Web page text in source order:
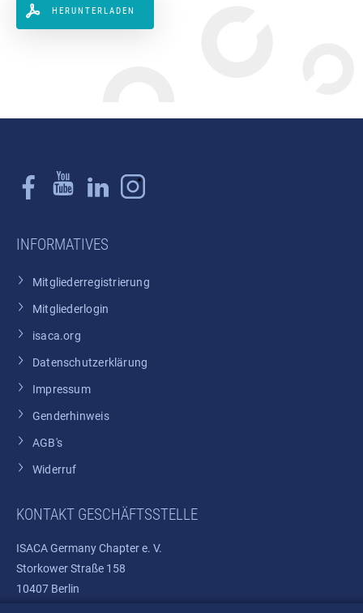
HERUNTERLADEN
INFORMATIVES
Mitgliederregistrierung
Mitgliederlogin
isaca.org
Datenschutzerklärung
Impressum
Genderhinweis
AGB's
Widerruf
KONTAKT GESCHÄFTSSTELLE
ISACA Germany Chapter e. V.
Storkower Straße 158
10407 Berlin